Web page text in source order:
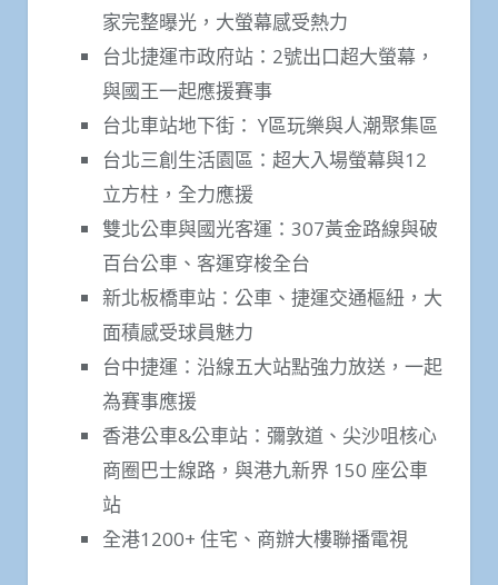
家完整曝光，大螢幕感受熱力
台北捷運市政府站：2號出口超大螢幕，
與國王一起應援賽事
台北車站地下街： Y區玩樂與人潮聚集區
台北三創生活園區：超大入場螢幕與12
立方柱，全力應援
雙北公車與國光客運：307黃金路線與破
百台公車、客運穿梭全台
新北板橋車站：公車、捷運交通樞紐，大
面積感受球員魅力
台中捷運：沿線五大站點強力放送，一起
為賽事應援
香港公車&公車站：彌敦道、尖沙咀核心
商圈巴士線路，與港九新界 150 座公車
站
全港1200+ 住宅、商辦大樓聯播電視